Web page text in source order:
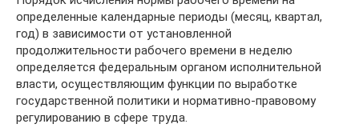
определенные календарные периоды (месяц, квартал,
год) в зависимости от установленной
продолжительности рабочего времени в неделю
определяется федеральным органом исполнительной
власти, осуществляющим функции по выработке
государственной политики и нормативно-правовому
регулированию в сфере труда.